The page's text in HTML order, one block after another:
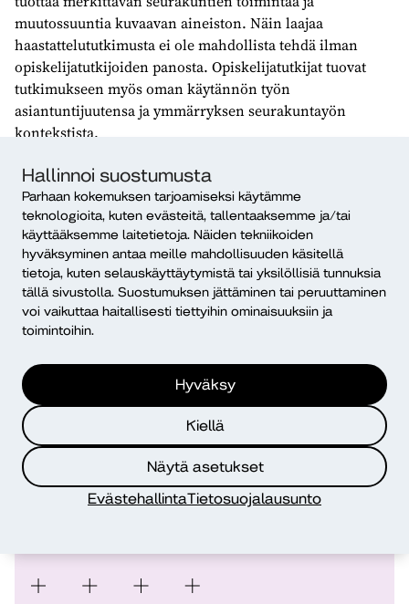
Hallinnoi suostumusta
Parhaan kokemuksen tarjoamiseksi käytämme
teknologioita, kuten evästeitä, tallentaaksemme ja/tai
käyttääksemme laitetietoja. Näiden tekniikoiden
hyväksyminen antaa meille mahdollisuuden käsitellä
tietoja, kuten selauskäyttäytymistä tai yksilöllisiä tunnuksia
tällä sivustolla. Suostumuksen jättäminen tai peruuttaminen
voi vaikuttaa haitallisesti tiettyihin ominaisuuksiin ja
toimintoihin.
Hyväksy
Kiellä
Näytä asetukset
EvästehallintaTietosuojalausunto
muutossuuntia kuvaavan aineiston. Näin laajaa
haastattelututkimusta ei ole mahdollista tehdä ilman
opiskelijatutkijoiden panosta. Opiskelijatutkijat tuovat
tutkimukseen myös oman käytännön työn
asiantuntijuutensa ja ymmärryksen seurakuntayön
kontekstista.
Pysyvä osoite: https://urn.fi/URN:NBN:fi-fe2025060963182
Tutkimus: Seurakuntien
toiminnan muutos ja alueelliset
kehitystrendit
Tutustu tutkimusraporttiin:
Tutkimusraportti 2024.
Tätä tutkimuskierrosta olivat toteuttamassa
opiskelijatutkijat Jenni Haltia, Pia Hosio, Marita
Kunnari, Katriina Laiho ja Saila Luukkonen.
Tutkimusta ohjasivat ja julkaisun toimittivat Heidi
Zitting ja Päivi Thitz.